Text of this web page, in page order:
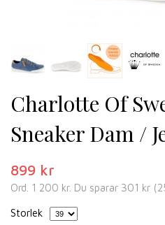
Charlotte Of
Sneaker Dam /
899 kr
Ord. 1 200 kr. Du sparar 301 kr (
Storlek